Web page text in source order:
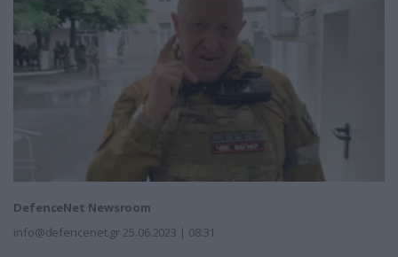
DefenceNet Newsroom
info@defencenet.gr 25.06.2023 | 08:31